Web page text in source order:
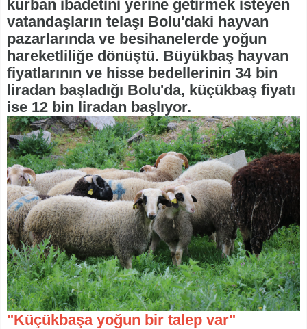
kurban ibadetini yerine getirmek isteyen
vatandaşların telaşı Bolu'daki hayvan
pazarlarında ve besihanelerde yoğun
hareketliliğe dönüştü. Büyükbaş hayvan
fiyatlarının ve hisse bedellerinin 34 bin
liradan başladığı Bolu'da, küçükbaş fiyatı
ise 12 bin liradan başlıyor.
"Küçükbaşa yoğun bir talep var"